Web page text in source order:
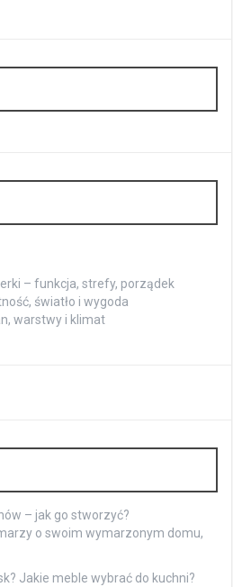
– funkcja, strefy, porządek
światło i wygoda
warstwy i klimat
– jak go stworzyć?
o swoim wymarzonym domu,
Jakie meble wybrać do kuchni?